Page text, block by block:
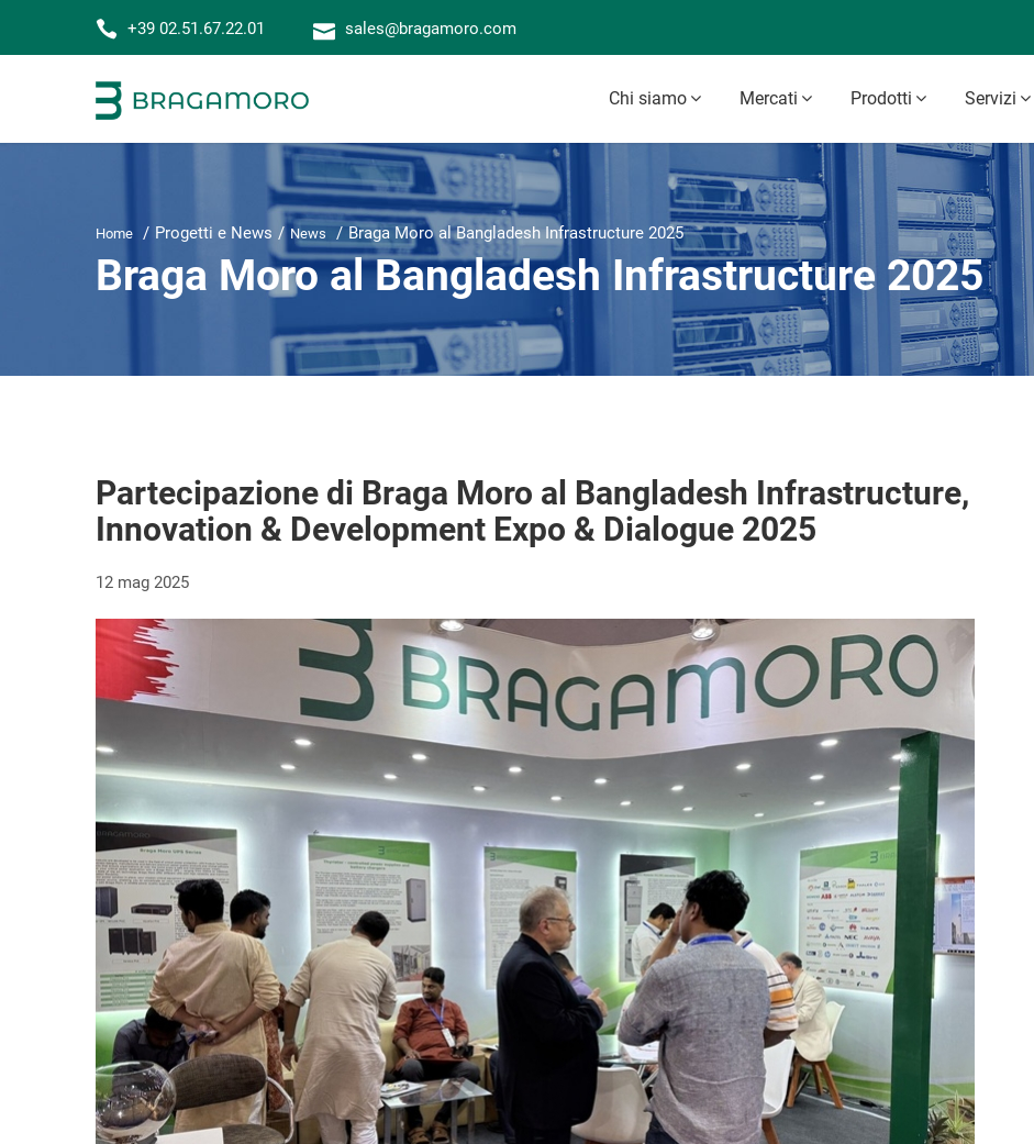
+39 02.51.67.22.01 sales@bragamoro.com
Chi siamo Mercati Prodotti Servizi
Home Progetti e News News Braga Moro al Bangladesh Infrastructure 2025
Braga Moro al Bangladesh Infrastructure 2025
Partecipazione di Braga Moro al Bangladesh Infrastructure,
Innovation & Development Expo & Dialogue 2025
12 mag 2025